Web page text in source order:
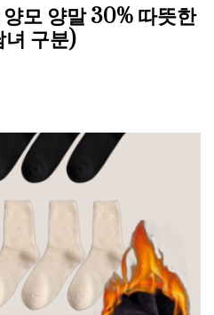
모 양말 30% 따뜻한
녀 구분)